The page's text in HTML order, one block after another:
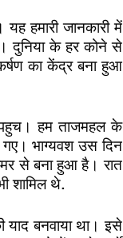
हमारी जानकारी में
दुनिया के हर कोने से
का केंद्र बना हुआ
पहुच। हम ताजमहल के
भाग्यवश उस दिन
से बना हुआ है। रात
शामिल थे.
बनवाया था। इसे